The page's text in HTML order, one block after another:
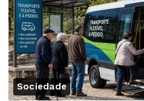
Sociedade